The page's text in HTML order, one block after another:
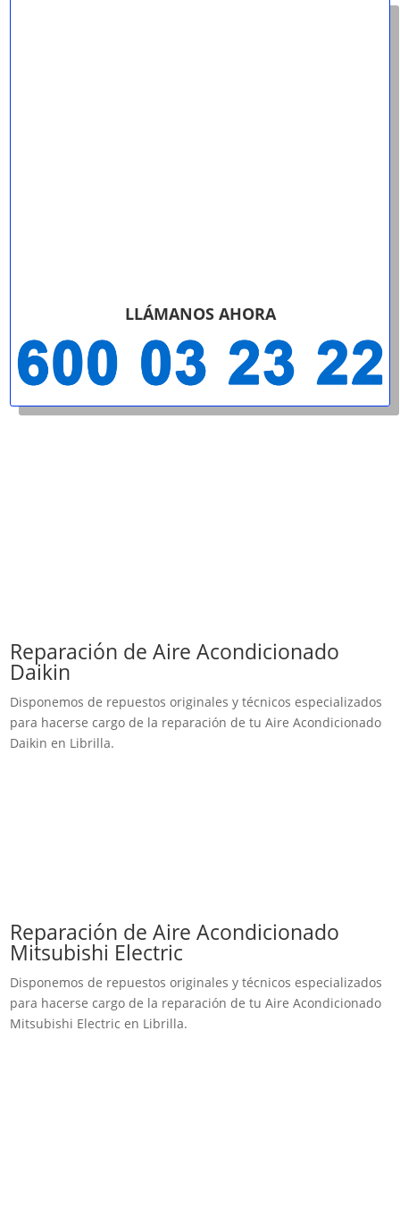
LLÁMANOS AHORA
Reparación de Aire Acondicionado
Daikin
Disponemos de repuestos originales y técnicos especializados
para hacerse cargo de la reparación de tu Aire Acondicionado
Daikin en Librilla.
Reparación de Aire Acondicionado
Mitsubishi Electric
Disponemos de repuestos originales y técnicos especializados
para hacerse cargo de la reparación de tu Aire Acondicionado
Mitsubishi Electric en Librilla.